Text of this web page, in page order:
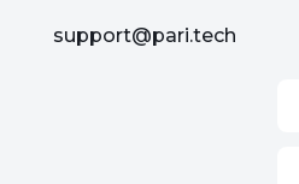
support@pari.tech